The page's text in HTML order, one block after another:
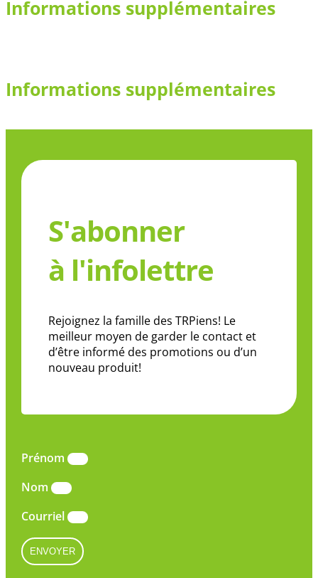
Informations supplémentaires
Informations supplémentaires
S'abonner
à l'infolettre
Rejoignez la famille des TRPiens! Le
meilleur moyen de garder le contact et
d’être informé des promotions ou d’un
nouveau produit!
Prénom
Nom
Courriel
ENVOYER